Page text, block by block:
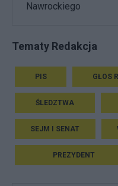
Nawrockiego
Tematy Redakcja
PIS GŁOS
ŚLEDZTWA
SEJM I SENAT
PREZYDENT